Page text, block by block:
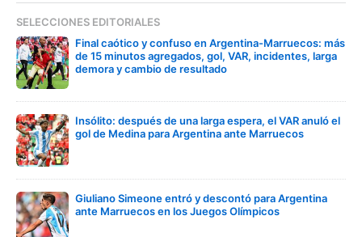
SELECCIONES EDITORIALES
Final caótico y confuso en Argentina-Marruecos: más
de 15 minutos agregados, gol, VAR, incidentes, larga
demora y cambio de resultado
Insólito: después de una larga espera, el VAR anuló el
gol de Medina para Argentina ante Marruecos
Giuliano Simeone entró y descontó para Argentina
ante Marruecos en los Juegos Olímpicos